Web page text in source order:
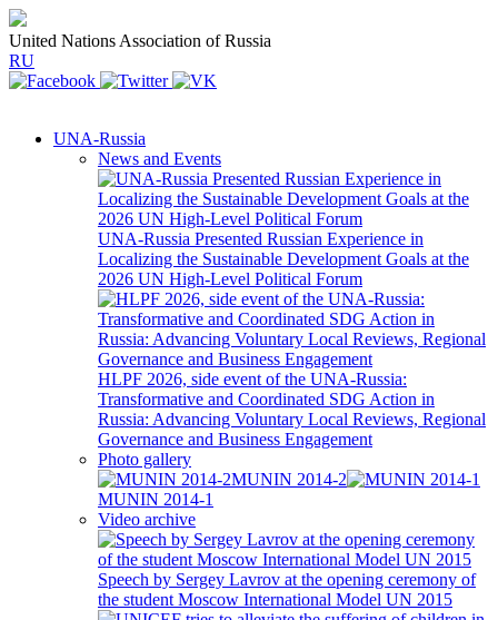
United Nations Association of Russia
RU
UNA-Russia
News and Events
UNA-Russia Presented Russian Experience in
Localizing the Sustainable Development Goals at the
2026 UN High-Level Political Forum
HLPF 2026, side event of the UNA-Russia:
Transformative and Coordinated SDG Action in
Russia: Advancing Voluntary Local Reviews, Regional
Governance and Business Engagement
Photo gallery
MUNIN 2014-2
MUNIN 2014-1
Video archive
Speech by Sergey Lavrov at the opening ceremony of
the student Moscow International Model UN 2015